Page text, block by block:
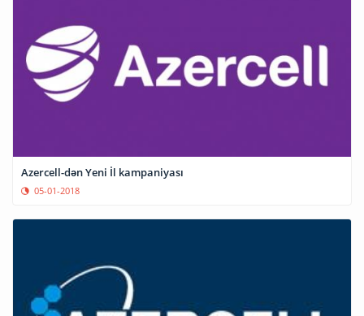
Azercell-dən Yeni İl kampaniyası
05-01-2018